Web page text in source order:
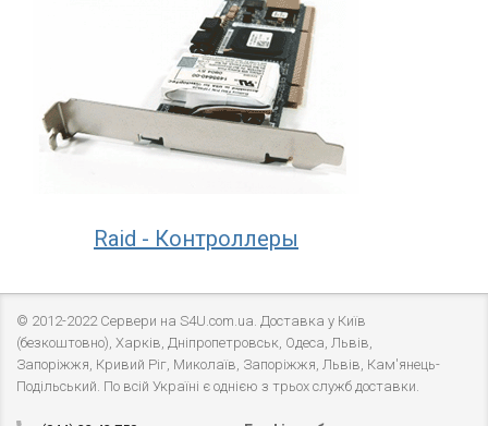
Raid - Контроллеры
© 2012-2022 Сервери на S4U.com.ua. Доставка у Київ
(безкоштовно), Харків, Дніпропетровськ, Одеса, Львів,
Запоріжжя, Кривий Ріг, Миколаїв, Запоріжжя, Львів, Кам'янець-
Подільський. По всій Україні є однією з трьох служб доставки.